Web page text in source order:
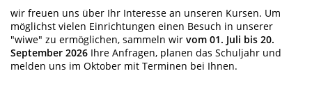
wir freuen uns über Ihr Interesse an unseren Kursen. Um
möglichst vielen Einrichtungen einen Besuch in unserer
"wiwe" zu ermöglichen, sammeln wir vom 01. Juli bis 20.
September 2026 Ihre Anfragen, planen das Schuljahr und
melden uns im Oktober mit Terminen bei Ihnen.